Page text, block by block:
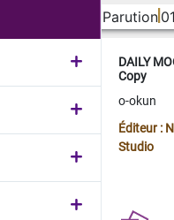
Parution
DAILY
Copy
o-okun
Éditeur :
Studio